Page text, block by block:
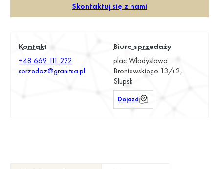
Skontaktuj się z nami
Kontakt
+48 669 111 222
sprzedaz@granitsa.pl
Biuro sprzedaży
plac Władysława
Broniewskiego 13/u2,
Słupsk
Dojazd